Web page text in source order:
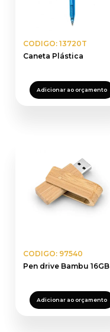
CODIGO: 13720T
Caneta Plástica
Adicionar ao orçamento
CODIGO: 97540
Pen drive Bambu 16GB
Adicionar ao orçamento